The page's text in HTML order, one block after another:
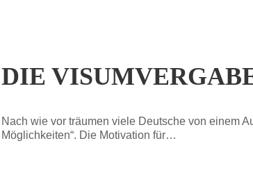
DIE
Nach wie vor träumen viele Deutsche von einem
Möglichkeiten“. Die Motivation für…